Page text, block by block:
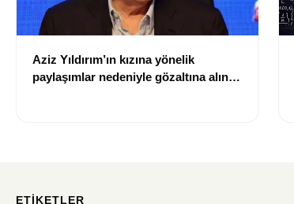
Aziz Yıldırım’ın kızına yönelik
paylaşımlar nedeniyle gözaltına alınan
ETIKETLER